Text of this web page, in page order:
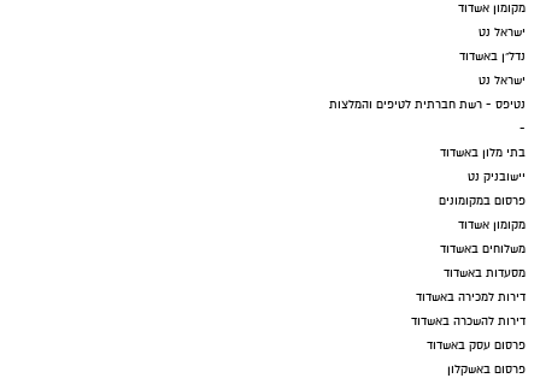
מקומון אשדוד
ישראל נט
נדל"ן באשדוד
ישראל נט
נטיפס - רשת חברתית לטיפים והמלצות
-
בתי מלון באשדוד
יישובניק נט
פרסום במקומונים
מקומון אשדוד
משלוחים באשדוד
מסעדות באשדוד
דירות למכירה באשדוד
דירות להשכרה באשדוד
פרסום עסק באשדוד
פרסום באשקלון